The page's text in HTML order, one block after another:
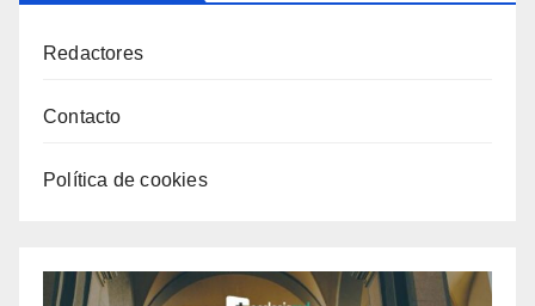
Redactores
Contacto
Política de cookies